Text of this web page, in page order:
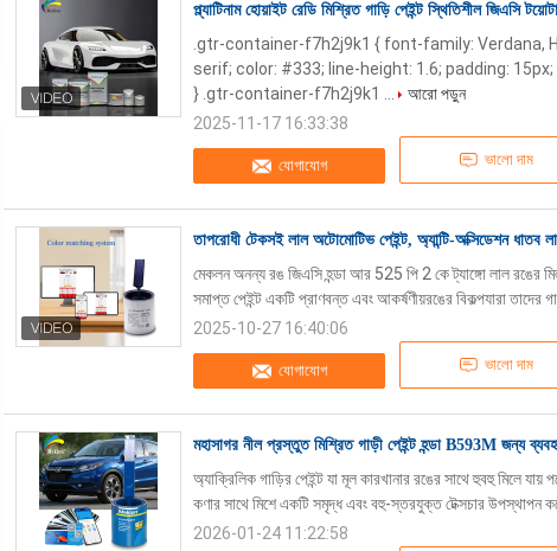
প্ল্যাটিনাম হোয়াইট রেডি মিশ্রিত গাড়ি পেইন্ট স্থিতিশীল জিএসি
যোগাযোগ ভালো দাম
.gtr-container-f7h2j9k1 { font-family: Verdana,
serif; color: #333; line-height: 1.6; padding:
} .gtr-container-f7h2j9k1 ...
আরো পড়ুন
2025-11-17 16:33:38
তাপরোধী টেকসই লাল অটোমোটিভ পেইন্ট, অ্যান্টি-অক্সিডেশন ধাতব
যোগাযোগ ভালো দাম
মেকলন অনন্য রঙ জিএসি হন্ডা আর 525 পি 2 কে ট্যাঙ্গো লাল রঙের
সমাপ্ত পেইন্ট একটি প্রাণবন্ত এবং আকর্ষণীয়রঙের বিকল্পযারা তাদের
2025-10-27 16:40:06
মহাসাগর নীল প্রস্তুত মিশ্রিত গাড়ী পেইন্ট হন্ডা B593M জন্য
অ্যাক্রিলিক গাড়ির পেইন্ট যা মূল কারখানার রঙের সাথে হুবহু মিলে
কণার সাথে মিশে একটি সমৃদ্ধ এবং বহু-স্তরযুক্ত টেক্সচার উপস্থাপন
2026-01-24 11:22:58